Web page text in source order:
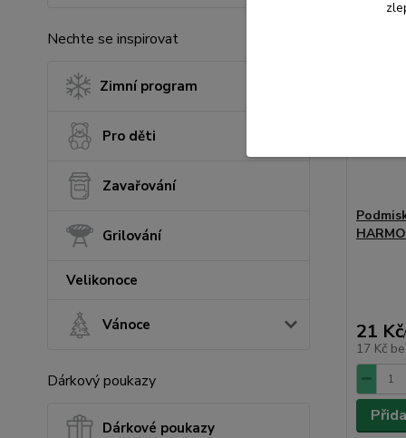
Nechte se inspirovat
Zimní program
Pro děti
Zavařování
Grilování
Velikonoce
Vánoce
Dárkový poukazy
Dárkové poukazy
21 Kč/
17 Kč